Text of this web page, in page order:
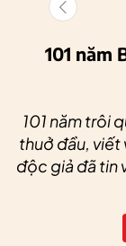
101 năm
101 năm trôi
thuở đầu, viết
độc giả đã tin